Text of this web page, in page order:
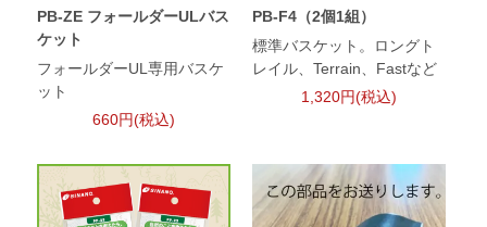
PB-ZE フォールダーULバス
ケット
フォールダーUL専用バスケ
ット
660円(税込)
PB-F4（2個1組）
標準バスケット。ロングト
レイル、Terrain、Fastなど
1,320円(税込)